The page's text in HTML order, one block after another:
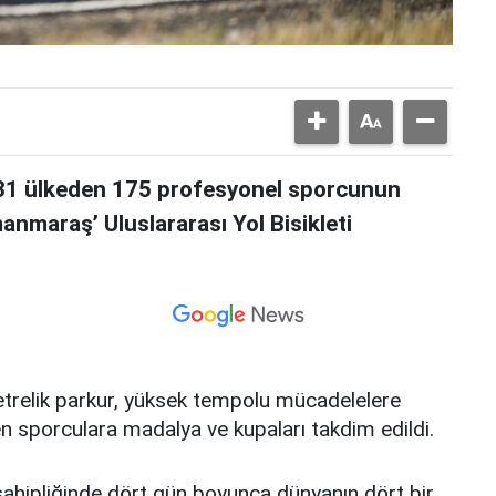
ülkeden 175 profesyonel sporcunun
Uluslararası Yol Bisikleti
parkur, yüksek tempolu mücadelelere
sporculara madalya ve kupaları takdim edildi.